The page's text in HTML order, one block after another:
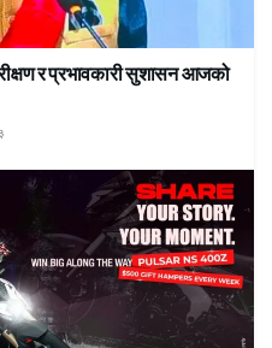
र प्रभावकारी सुशासन आजको